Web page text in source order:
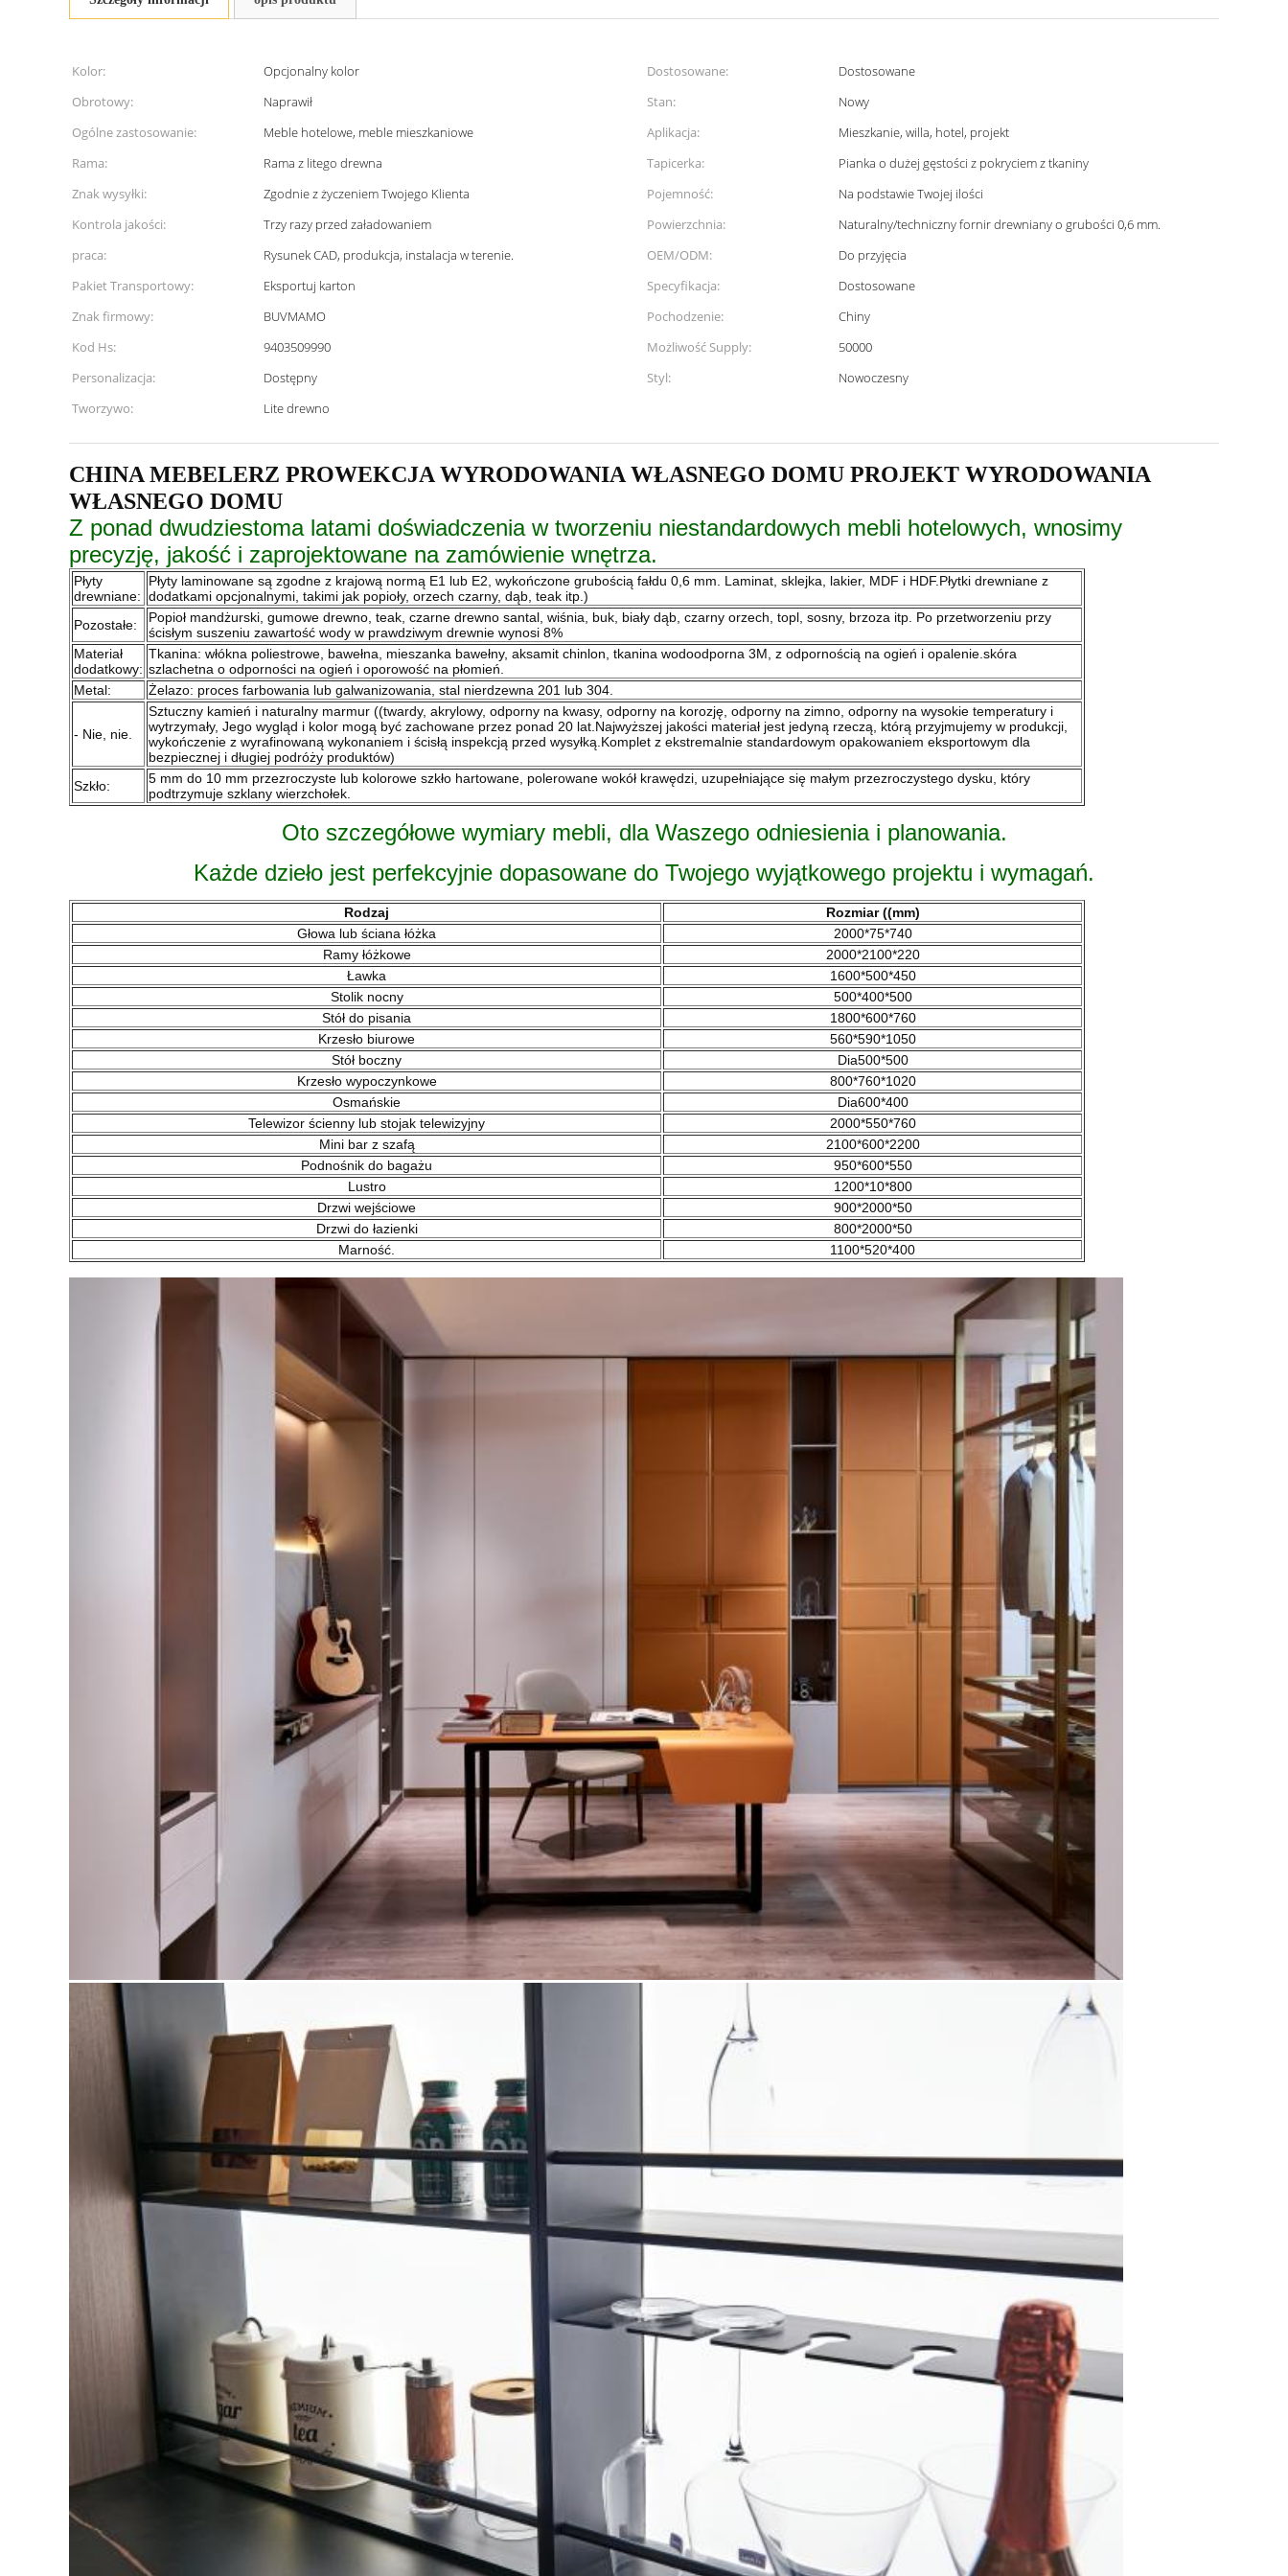
Kolor: Opcjonalny kolor Dostosowane:
Dostosowane
Obrotowy:
Naprawił Stan:
Nowy
Ogólne zastosowanie:
Meble hotelowe, meble mieszkaniowe Aplikacja:
Mieszkanie, willa, hotel, projekt
Rama:
Rama z litego drewna Tapicerka:
Pianka o dużej gęstości z pokryciem z tkaniny
Znak wysyłki:
Zgodnie z życzeniem Twojego Klienta Pojemność:
Na podstawie Twojej ilości
Kontrola jakości:
Trzy razy przed załadowaniem Powierzchnia:
Naturalny/techniczny fornir drewniany o grubości 0,6 mm.
praca:
Rysunek CAD, produkcja, instalacja w terenie. OEM/ODM:
Do przyjęcia
Pakiet Transportowy:
Eksportuj karton Specyfikacja:
Dostosowane
Znak firmowy:
BUVMAMO Pochodzenie:
Chiny
Kod Hs:
9403509990 Możliwość Supply:
50000
Personalizacja:
Dostępny Styl:
Nowoczesny
Tworzywo:
Lite drewno
CHINA MEBELERZ PROWEKCJA WYRODOWANIA WŁASNEGO DOMU PROJEKT WYRODOWANIA
WŁASNEGO DOMU
Z ponad dwudziestoma latami doświadczenia w tworzeniu niestandardowych mebli hotelowych, wnosimy
precyzję, jakość i zaprojektowane na zamówienie wnętrza.
Płyty
drewniane:
Płyty laminowane są zgodne z krajową normą E1 lub E2, wykończone grubością fałdu 0,6 mm. Laminat, sklejka, lakier, MDF i HDF.Płytki drewniane z
dodatkami opcjonalnymi, takimi jak popioły, orzech czarny, dąb, teak itp.)
Pozostałe:
Popioł mandżurski, gumowe drewno, teak, czarne drewno santal, wiśnia, buk, biały dąb, czarny orzech, topl, sosny, brzoza itp. Po przetworzeniu przy
ścisłym suszeniu zawartość wody w prawdziwym drewnie wynosi 8%
Materiał
dodatkowy:
Tkanina: włókna poliestrowe, bawełna, mieszanka bawełny, aksamit chinlon, tkanina wodoodporna 3M, z odpornością na ogień i opalenie.skóra
szlachetna o odporności na ogień i oporowość na płomień.
Metal:
Żelazo: proces farbowania lub galwanizowania, stal nierdzewna 201 lub 304.
- Nie, nie.
Sztuczny kamień i naturalny marmur ((twardy, akrylowy, odporny na kwasy, odporny na korozję, odporny na zimno, odporny na wysokie temperatury i
wytrzymały, Jego wygląd i kolor mogą być zachowane przez ponad 20 lat.Najwyższej jakości materiał jest jedyną rzeczą, którą przyjmujemy w produkcji,
wykończenie z wyrafinowaną wykonaniem i ścisłą inspekcją przed wysyłką.Komplet z ekstremalnie standardowym opakowaniem eksportowym dla
bezpiecznej i długiej podróży produktów)
Szkło:
5 mm do 10 mm przezroczyste lub kolorowe szkło hartowane, polerowane wokół krawędzi, uzupełniające się małym przezroczystego dysku, który
podtrzymuje szklany wierzchołek.
Oto szczegółowe wymiary mebli, dla Waszego odniesienia i planowania.
Każde dzieło jest perfekcyjnie dopasowane do Twojego wyjątkowego projektu i wymagań.
Rodzaj
Rozmiar ((mm)
Głowa lub ściana łóżka
2000*75*740
Ramy łóżkowe
2000*2100*220
Ławka
1600*500*450
Stolik nocny
500*400*500
Stół do pisania
1800*600*760
Krzesło biurowe
560*590*1050
Stół boczny
Dia500*500
Krzesło wypoczynkowe
800*760*1020
Osmańskie
Dia600*400
Telewizor ścienny lub stojak telewizyjny
2000*550*760
Mini bar z szafą
2100*600*2200
Podnośnik do bagażu
950*600*550
Lustro
1200*10*800
Drzwi wejściowe
900*2000*50
Drzwi do łazienki
800*2000*50
Marność.
1100*520*400